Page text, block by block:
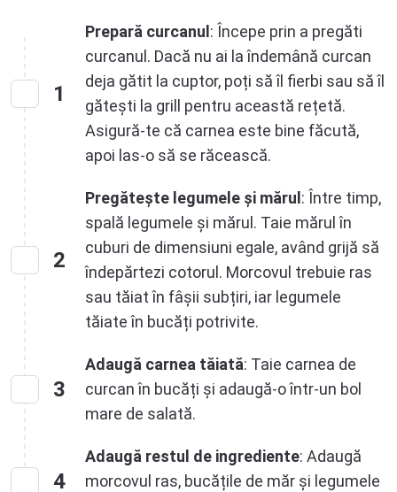
1
Prepară curcanul: Începe prin a pregăti
curcanul. Dacă nu ai la îndemână curcan
deja gătit la cuptor, poți să îl fierbi sau să îl
gătești la grill pentru această rețetă.
Asigură-te că carnea este bine făcută,
apoi las-o să se răcească.
2
Pregătește legumele și mărul: Între timp,
spală legumele și mărul. Taie mărul în
cuburi de dimensiuni egale, având grijă să
îndepărtezi cotorul. Morcovul trebuie ras
sau tăiat în fâșii subțiri, iar legumele
tăiate în bucăți potrivite.
3
Adaugă carnea tăiată: Taie carnea de
curcan în bucăți și adaugă-o într-un bol
mare de salată.
4
Adaugă restul de ingrediente: Adaugă
morcovul ras, bucățile de măr și legumele